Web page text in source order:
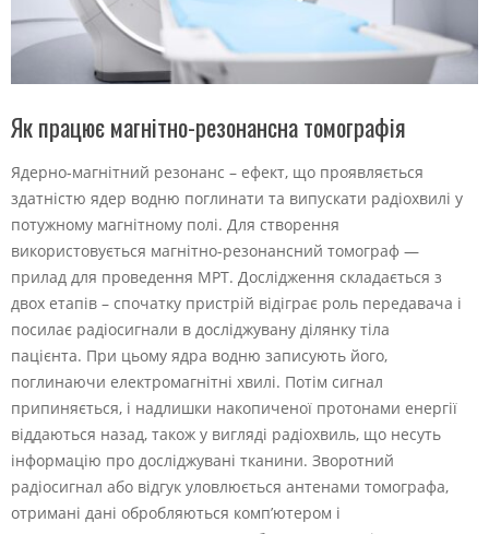
Як працює магнітно-резонансна томографія
Ядерно-магнітний резонанс – ефект, що проявляється
здатністю ядер водню поглинати та випускати радіохвилі у
потужному магнітному полі. Для створення
використовується магнітно-резонансний томограф —
прилад для проведення МРТ. Дослідження складається з
двох етапів – спочатку пристрій відіграє роль передавача і
посилає радіосигнали в досліджувану ділянку тіла
пацієнта. При цьому ядра водню записують його,
поглинаючи електромагнітні хвилі. Потім сигнал
припиняється, і надлишки накопиченої протонами енергії
віддаються назад, також у вигляді радіохвиль, що несуть
інформацію про досліджувані тканини. Зворотний
радіосигнал або відгук уловлюється антенами томографа,
отримані дані обробляються комп’ютером і